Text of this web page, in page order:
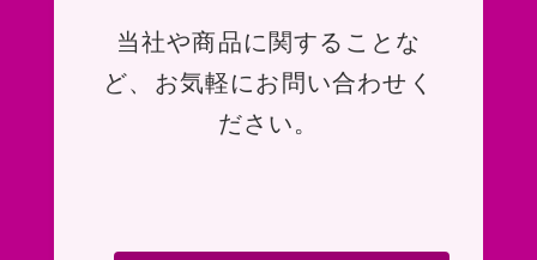
お問い合わせ
当社や商品に関することな
ど、お気軽にお問い合わせく
ださい。